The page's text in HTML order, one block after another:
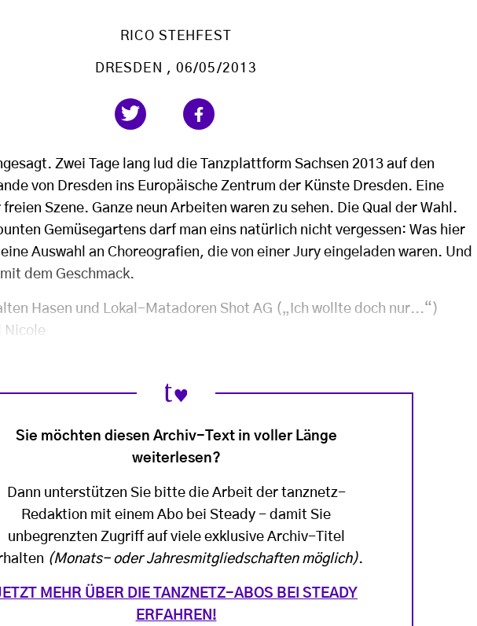
RICO STEHFEST
DRESDEN , 06/05/2013
Zwei Tage lang lud die Tanzplattform Sachsen 2013 auf den
von Dresden ins Europäische Zentrum der Künste Dresden. Eine
Szene. Ganze neun Arbeiten waren zu sehen. Die Qual der Wahl.
Gemüsegartens darf man eins natürlich nicht vergessen: Was hier
Auswahl an Choreografien, die von einer Jury eingeladen waren. Und
dem Geschmack.
Hasen und Lokal-Matadoren Shot AG („Ich wollte doch nur...“)
Nicole
Sie möchten diesen Archiv-Text in voller Länge
weiterlesen?
Dann unterstützen Sie bitte die Arbeit der tanznetz-
Redaktion mit einem Abo bei Steady - damit Sie
unbegrenzten Zugriff auf viele exklusive Archiv-Titel
(Monats- oder Jahresmitgliedschaften möglich).
MEHR ÜBER DIE TANZNETZ-ABOS BEI STEADY
ERFAHREN!